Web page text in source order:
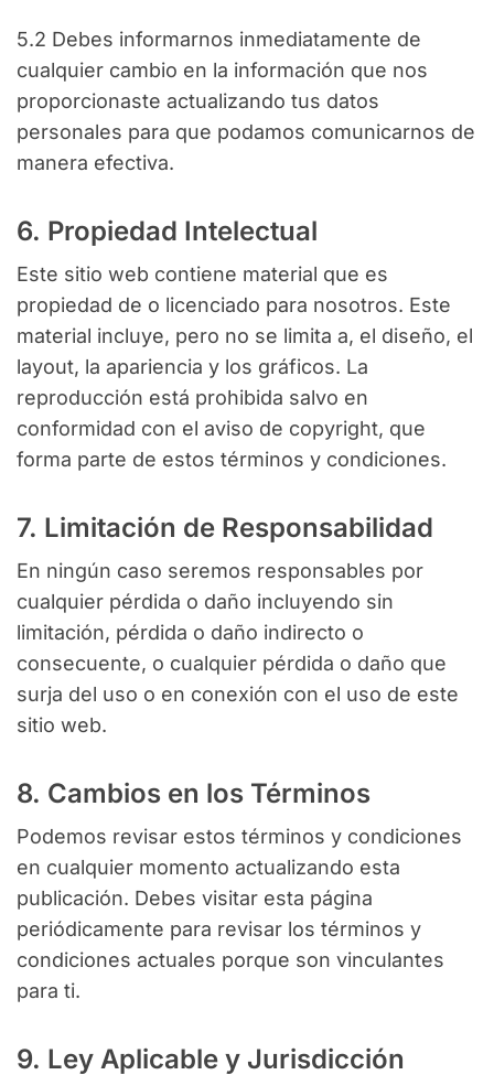
5.2 Debes informarnos inmediatamente de
cualquier cambio en la información que nos
proporcionaste actualizando tus datos
personales para que podamos comunicarnos de
manera efectiva.
6. Propiedad Intelectual
Este sitio web contiene material que es
propiedad de o licenciado para nosotros. Este
material incluye, pero no se limita a, el diseño, el
layout, la apariencia y los gráficos. La
reproducción está prohibida salvo en
conformidad con el aviso de copyright, que
forma parte de estos términos y condiciones.
7. Limitación de Responsabilidad
En ningún caso seremos responsables por
cualquier pérdida o daño incluyendo sin
limitación, pérdida o daño indirecto o
consecuente, o cualquier pérdida o daño que
surja del uso o en conexión con el uso de este
sitio web.
8. Cambios en los Términos
Podemos revisar estos términos y condiciones
en cualquier momento actualizando esta
publicación. Debes visitar esta página
periódicamente para revisar los términos y
condiciones actuales porque son vinculantes
para ti.
9. Ley Aplicable y Jurisdicción